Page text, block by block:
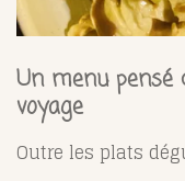
Un menu
voyage
Outre les plats